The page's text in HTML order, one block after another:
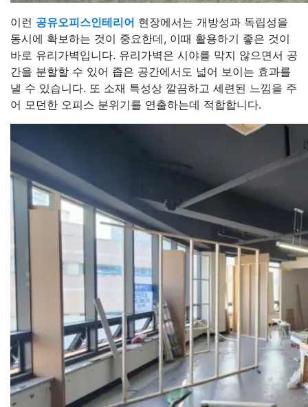
이런 공유오피스인테리어 현장에서는 개방성과 독립성을
동시에 확보하는 것이 중요한데, 이때 활용하기 좋은 것이
바로 유리가벽입니다. 유리가벽은 시야를 막지 않으면서 공
간을 분할할 수 있어 좁은 공간에서도 넓어 보이는 효과를
낼 수 있습니다. 또 소재 특성상 깔끔하고 세련된 느낌을 주
어 모던한 오피스 분위기를 연출하는데 적합합니다.